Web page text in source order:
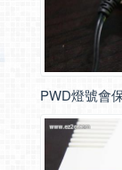
PWD燈號會